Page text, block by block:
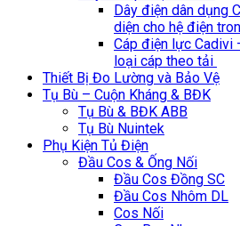
Dây điện dân dụng
diện cho hệ điện
Cáp điện lực Cadivi
loại cáp theo tải
Thiết Bị Đo Lường và Bảo Vệ
Tụ Bù – Cuộn Kháng & BĐK
Tụ Bù & BĐK ABB
Tụ Bù Nuintek
Phụ Kiện Tủ Điện
Đầu Cos & Ống Nối
Đầu Cos Đồng SC
Đầu Cos Nhôm DL
Cos Nối